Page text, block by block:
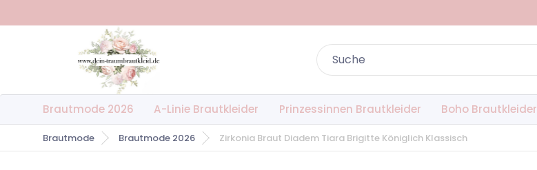
Brautmode 2026 A-Linie Brautkleider Prinzessinnen Brautkleider Boho Brautkleider
Brautmode Brautmode 2026 Zirkonia Braut Diadem Tiara Brigitte Königlich Klassisch